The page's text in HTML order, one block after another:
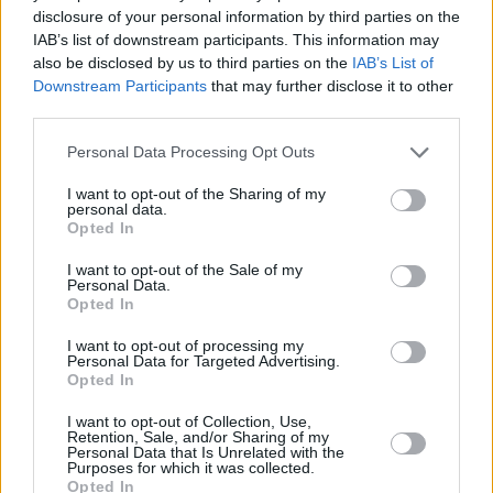
disclosure of your personal information by third parties on the
IAB’s list of downstream participants. This information may
also be disclosed by us to third parties on the IAB’s List of
Downstream Participants that may further disclose it to other
Personal Data Processing Opt Outs
I want to opt-out of the Sharing of my
personal data.
Opted In
I want to opt-out of the Sale of my
Personal Data.
Opted In
I want to opt-out of processing my
Personal Data for Targeted Advertising.
Opted In
I want to opt-out of Collection, Use,
Retention, Sale, and/or Sharing of my
Personal Data that Is Unrelated with the
Purposes for which it was collected.
Opted In
que fuesen cristianos o paganos.
Nulidad de la esclavitud: Cualquier
acto en contrario, incluida la reducción
a la esclavitud o el trabajo forzado, se
declaraba nulo, inválido y carente de
figuras proféticas como el dominico
Bartolomé de las Casas, permitiendo a
los misioneros sobre el terreno
conquistadores contando con el
respaldo de la autoridad formal del
La esclavitud fue un fenómeno global y
estructural. Las incoherencias y los
retrasos admitidos por León XIV no
las fuertes presiones geopolíticas de
los grandes imperios coloniales, que
pisoteaban los decretos religiosos en
favor del beneficio económico.